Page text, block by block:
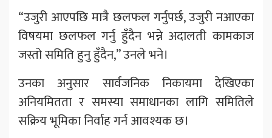
“उजुरी आएपछि मात्रै छलफल गर्नुपर्छ, उजुरी नआएका
विषयमा छलफल गर्नु हुँदैन भन्ने अदालती कामकाज
जस्तो समिति हुनु हुँदैन,” उनले भने।
उनका अनुसार सार्वजनिक निकायमा देखिएका
अनियमितता र समस्या समाधानका लागि समितिले
सक्रिय भूमिका निर्वाह गर्न आवश्यक छ।